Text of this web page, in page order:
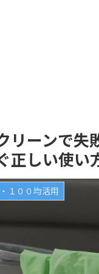
リーンで失
正しい使い
１００均活用